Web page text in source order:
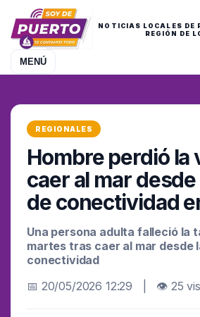
NOTICIAS LOCALES DE
REGIÓN DE
MENÚ
REGIONALES
Hombre perdió la
caer al mar
de conectividad
Una persona adulta falleció la
martes tras caer al mar desde
conectividad
📅 20/05/2026 12:29 | 👁 25